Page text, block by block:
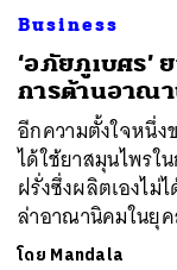
Business
‘อภัยภูเบศร’
การต้านอาณ
อีกความตั้งใจหนึ่
ได้ใช้ยาสมุนไพรใ
ฝรั่งซึ่งผลิตเองไม่
ล่าอาณานิคมในยุ
โดย Mandala